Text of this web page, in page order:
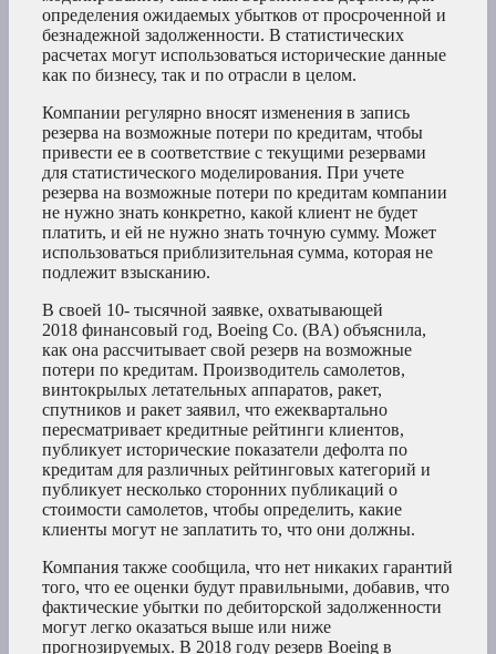
определения ожидаемых убытков от просроченной и
безнадежной задолженности. В статистических
расчетах могут использоваться исторические данные
как по бизнесу, так и по отрасли в целом.
Компании регулярно вносят изменения в запись
резерва на возможные потери по кредитам, чтобы
привести ее в соответствие с текущими резервами
для статистического моделирования. При учете
резерва на возможные потери по кредитам компании
не нужно знать конкретно, какой клиент не будет
платить, и ей не нужно знать точную сумму. Может
использоваться приблизительная сумма, которая не
подлежит взысканию.
В своей 10- тысячной заявке, охватывающей
2018 финансовый год, Boeing Co. (BA) объяснила,
как она рассчитывает свой резерв на возможные
потери по кредитам. Производитель самолетов,
винтокрылых летательных аппаратов, ракет,
спутников и ракет заявил, что ежеквартально
пересматривает кредитные рейтинги клиентов,
публикует исторические показатели дефолта по
кредитам для различных рейтинговых категорий и
публикует несколько сторонних публикаций о
стоимости самолетов, чтобы определить, какие
клиенты могут не заплатить то, что они должны.
Компания также сообщила, что нет никаких гарантий
того, что ее оценки будут правильными, добавив, что
фактические убытки по дебиторской задолженности
могут легко оказаться выше или ниже
прогнозируемых. В 2018 году резерв Boeing в